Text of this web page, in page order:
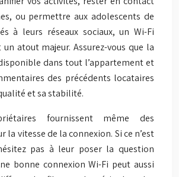
ou permettre aux adolescents de
à leurs réseaux sociaux, un Wi-Fi
atout majeur. Assurez-vous que la
dans tout l’appartement et
des précédents locataires
et sa stabilité.
fournissent même des
la vitesse de la connexion. Si ce n’est
pas à leur poser la question
bonne connexion Wi-Fi peut aussi